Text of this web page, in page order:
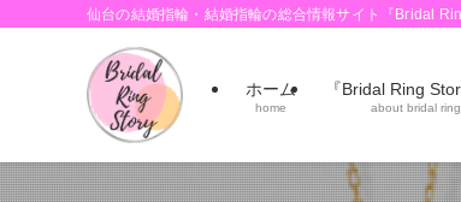
仙台の結婚指輪・結婚指輪の総合情報サイト『Bridal
ホーム
home
『Bridal Ring
about bridal